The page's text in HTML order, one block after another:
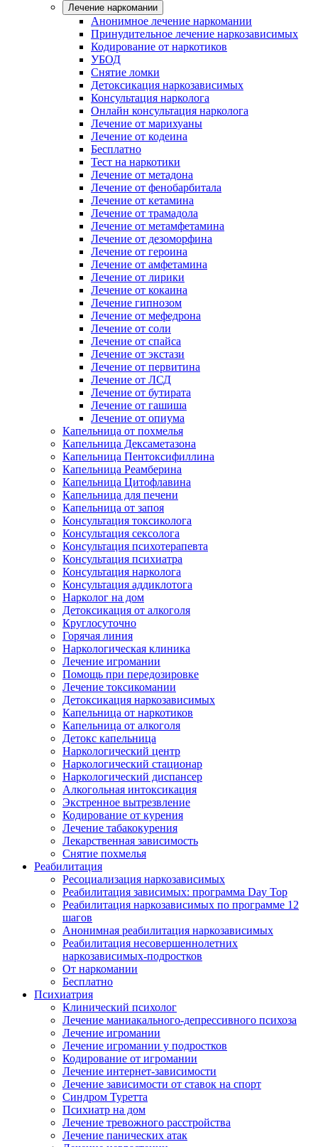
Лечение наркомании
Анонимное лечение наркомании
Принудительное лечение наркозависимых
Кодирование от наркотиков
УБОД
Снятие ломки
Детоксикация наркозависимых
Консультация нарколога
Онлайн консультация нарколога
Лечение от марихуаны
Лечение от кодеина
Бесплатно
Тест на наркотики
Лечение от метадона
Лечение от фенобарбитала
Лечение от кетамина
Лечение от трамадола
Лечение от метамфетамина
Лечение от дезоморфина
Лечение от героина
Лечение от амфетамина
Лечение от лирики
Лечение от кокаина
Лечение гипнозом
Лечение от мефедрона
Лечение от соли
Лечение от спайса
Лечение от экстази
Лечение от первитина
Лечение от ЛСД
Лечение от бутирата
Лечение от гашиша
Лечение от опиума
Капельница от похмелья
Капельница Дексаметазона
Капельница Пентоксифиллина
Капельница Реамберина
Капельница Цитофлавина
Капельница для печени
Капельница от запоя
Консультация токсиколога
Консультация сексолога
Консультация психотерапевта
Консультация психиатра
Консультация нарколога
Консультация аддиклотога
Нарколог на дом
Детоксикация от алкоголя
Круглосуточно
Горячая линия
Наркологическая клиника
Лечение игромании
Помощь при передозировке
Лечение токсикомании
Детоксикация наркозависимых
Капельница от наркотиков
Капельница от алкоголя
Детокс капельница
Наркологический центр
Наркологический стационар
Наркологический диспансер
Алкогольная интоксикация
Экстренное вытрезвление
Кодирование от курения
Лечение табакокурения
Лекарственная зависимость
Снятие похмелья
Реабилитация
Ресоциализация наркозависимых
Реабилитация зависимых: программа Day Top
Реабилитация наркозависимых по программе 12
шагов
Анонимная реабилитация наркозависимых
Реабилитация несовершеннолетних
наркозависимых-подростков
От наркомании
Бесплатно
Психиатрия
Клинический психолог
Лечение маниакального-депрессивного психоза
Лечение игромании
Лечение игромании у подростков
Кодирование от игромании
Лечение интернет-зависимости
Лечение зависимости от ставок на спорт
Синдром Туретта
Психиатр на дом
Лечение тревожного расстройства
Лечение панических атак